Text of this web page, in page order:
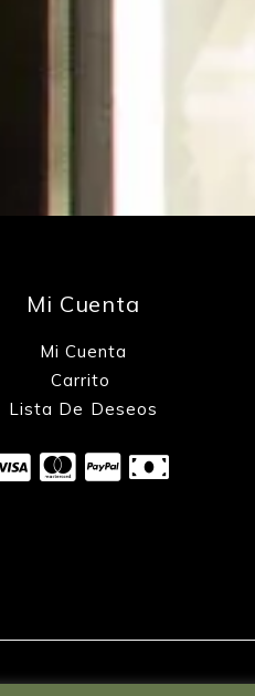
Mi Cuenta
Mi Cuenta
Carrito
Lista De Deseos